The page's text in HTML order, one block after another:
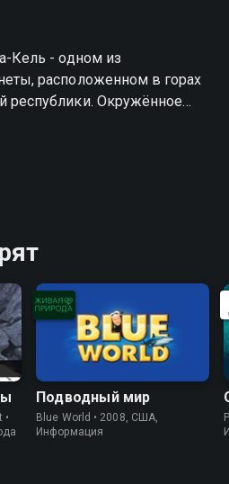
Кель - одном из
расположенном в горах
республики. Окружённое
это озеро стало
•
Подводный мир
Blue World • 2008, США,
Информация